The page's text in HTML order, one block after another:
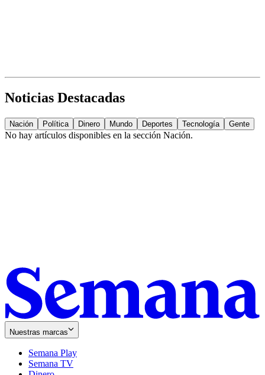
Noticias Destacadas
Nación Política Dinero Mundo Deportes Tecnología Gente
No hay artículos disponibles en la sección Nación.
Nuestras marcas
Semana Play
Semana TV